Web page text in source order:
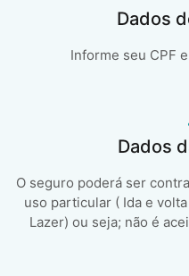
Dados
Informe seu CPF
Dados
O seguro poderá ser
uso particular ( Ida e
Lazer) ou seja; não é